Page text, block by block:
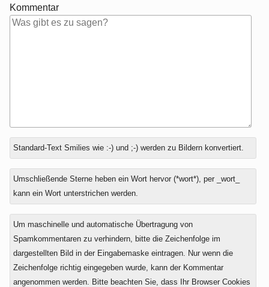
Kommentar
Antwort
zu
Standard-Text Smilies wie :-) und ;-) werden zu Bildern konvertiert.
Umschließende Sterne heben ein Wort hervor (*wort*), per _wort_
kann ein Wort unterstrichen werden.
Um maschinelle und automatische Übertragung von
Spamkommentaren zu verhindern, bitte die Zeichenfolge im
dargestellten Bild in der Eingabemaske eintragen. Nur wenn die
Zeichenfolge richtig eingegeben wurde, kann der Kommentar
angenommen werden. Bitte beachten Sie, dass Ihr Browser Cookies